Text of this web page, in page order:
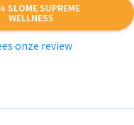
SLOME SUPREME
WELLNESS
onze review